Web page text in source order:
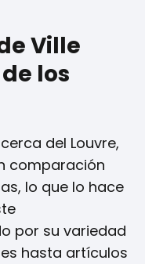
Ville
los
del Louvre,
comparación
lo que lo hace
por su variedad
hasta artículos